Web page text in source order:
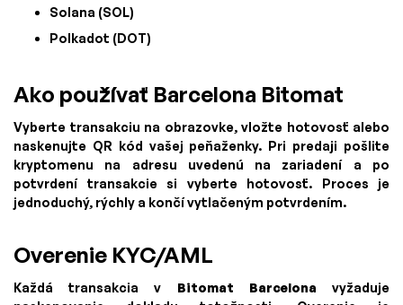
Solana (SOL)
Polkadot (DOT)
Ako používať Barcelona Bitomat
Vyberte transakciu na obrazovke, vložte hotovosť alebo
naskenujte QR kód vašej peňaženky. Pri predaji pošlite
kryptomenu na adresu uvedenú na zariadení a po
potvrdení transakcie si vyberte hotovosť. Proces je
jednoduchý, rýchly a končí vytlačeným potvrdením.
Overenie KYC/AML
Každá transakcia v Bitomat Barcelona vyžaduje